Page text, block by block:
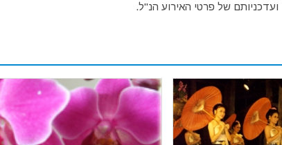
של פרטי האירוע הנ"ל.